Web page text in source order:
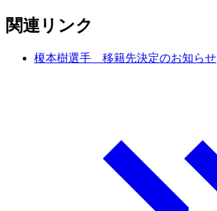
関連リンク
榎本樹選手 移籍先決定のお知らせ